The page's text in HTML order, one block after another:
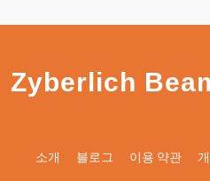
Zyberlich
소개 블로그 이용 약관